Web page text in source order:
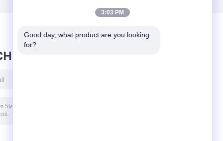
HINTERLASSEN
3:03 PM
Good day, what product are you looking
for?